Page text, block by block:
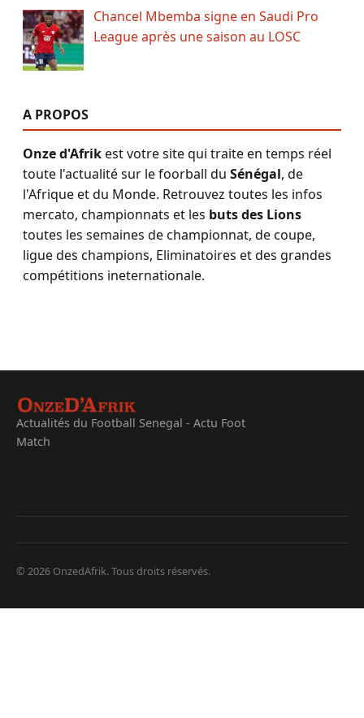
Chancel Mbemba signe en Saudi Pro
League après une saison au LOSC
A PROPOS
Onze d'Afrikest votre site qui traite en temps réel
toute l'actualité sur le foorball du Sénégal, de
l'Afrique et du Monde. Retrouvez toutes les infos
mercato, championnats et les buts des Lions
toutes les semaines de championnat, de coupe,
ligue des champions, Eliminatoires et des grandes
compétitions ineternationale.
Actualités du Football Senegal - Actu Foot
Match
© 2026 OnzedAfrik. Tous droits réservés.